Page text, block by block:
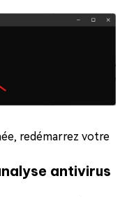
redémarrez votre
antivirus